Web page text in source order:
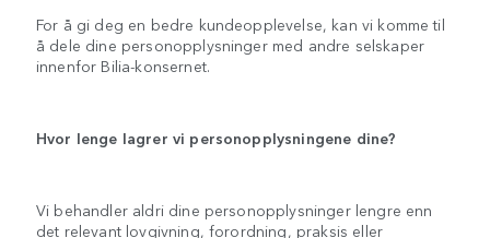
For å gi deg en bedre kundeopplevelse, kan vi komme til
å dele dine personopplysninger med andre selskaper
innenfor Bilia-konsernet.
Hvor lenge lagrer vi personopplysningene dine?
Vi behandler aldri dine personopplysninger lengre enn
det relevant lovgivning, forordning, praksis eller